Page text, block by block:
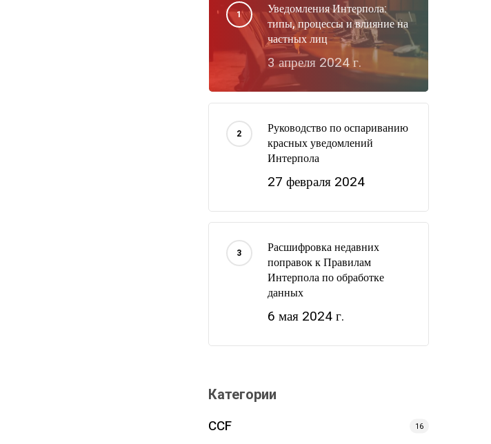
Уведомления Интерпола:
типы, процессы и влияние на
частных лиц
3 апреля 2024 г.
Руководство по оспариванию
красных уведомлений
Интерпола
27 февраля 2024
Расшифровка недавних
поправок к Правилам
Интерпола по обработке
данных
6 мая 2024 г.
Категории
CCF 16